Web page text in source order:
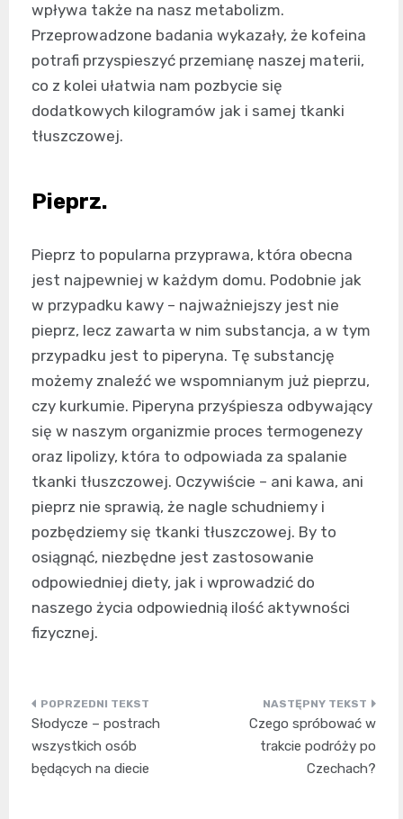
wpływa także na nasz metabolizm.
Przeprowadzone badania wykazały, że kofeina
potrafi przyspieszyć przemianę naszej materii,
co z kolei ułatwia nam pozbycie się
dodatkowych kilogramów jak i samej tkanki
tłuszczowej.
Pieprz.
Pieprz to popularna przyprawa, która obecna
jest najpewniej w każdym domu. Podobnie jak
w przypadku kawy – najważniejszy jest nie
pieprz, lecz zawarta w nim substancja, a w tym
przypadku jest to piperyna. Tę substancję
możemy znaleźć we wspomnianym już pieprzu,
czy kurkumie. Piperyna przyśpiesza odbywający
się w naszym organizmie proces termogenezy
oraz lipolizy, która to odpowiada za spalanie
tkanki tłuszczowej. Oczywiście – ani kawa, ani
pieprz nie sprawią, że nagle schudniemy i
pozbędziemy się tkanki tłuszczowej. By to
osiągnąć, niezbędne jest zastosowanie
odpowiedniej diety, jak i wprowadzić do
naszego życia odpowiednią ilość aktywności
fizycznej.
Nawigacja
wpisu
Słodycze – postrach
wszystkich osób
będących na diecie
Czego spróbować w
trakcie podróży po
Czechach?